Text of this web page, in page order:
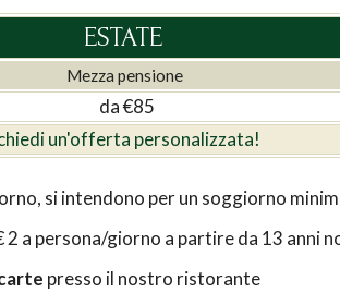
ESTATE
Mezza pensione
da €85
un'offerta personalizzata!
si intendono per un soggiorno
2 a persona/giorno a partire da 13 anni
presso il nostro ristorante